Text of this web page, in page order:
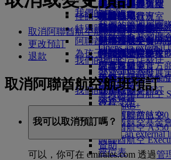
機場接駁服務
預訂汽車
航空公司合作夥
來往各客運大樓
來回機場
穿梭巴士服務
兒童娛樂
佳餚美饌
頭等客艙美食
商務客艙美食
尊尚經濟客艙餐
經濟客艙美食
飲料
我們的機隊
波音 777
阿聯酋航空 A380
阿聯酋航空 A350
阿聯酋航空
座位表
合作夥伴貴賓室
付費使用貴賓室
Marhaba 貴賓室
阿聯酋航空購物
阿聯酋航空免稅
阿聯酋航空官方
店 Opens an
與兒童同行
攜嬰兒同行
嬰兒行李限額
兒童及嬰兒餐
為孩子帶來樂趣
兒童娛樂
兒童玩具
兒童活動
我們的員工
我們的管理層團
就業機會就業機
link in a new tab
我們的地球
營運可持續發展
環保政策
環保報告
我們的社區
阿聯酋航空基金
Opens an
贊助
杭州
峴港
深圳
暹粒
美食家之旅
購買哩數
賺取哩數
Skywards
Skywards
Opens an external
我們的合作夥伴
Skywards Rail
哩數計算器
登入阿聯酋航空
Skywards+
近期的旅遊更新
查詢航班狀況
特別照顧
阿聯酋航空無障
特殊協助與要求
準備出發
在機場
阿聯酋航空
阿聯酋航空
你的機上體驗
工具及資源
手機及阿聯酋航
取消或變更預訂
行程受阻
關於阿聯酋航空
取消阿聯酋航空航班預訂
更改預訂
退款
取消阿聯酋航空航班預訂
我可以取消預訂嗎？
可以，你可在 emirates.com 透過管